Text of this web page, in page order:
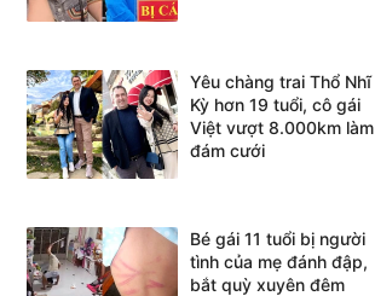
Yêu chàng trai Thổ Nhĩ
Kỳ hơn 19 tuổi, cô gái
Việt vượt 8.000km làm
đám cưới
Bé gái 11 tuổi bị người
tình của mẹ đánh đập,
bắt quỳ xuyên đêm